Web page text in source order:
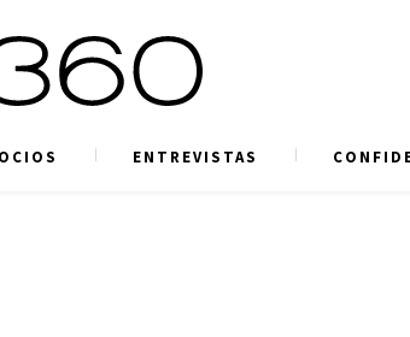
ENTREVISTAS